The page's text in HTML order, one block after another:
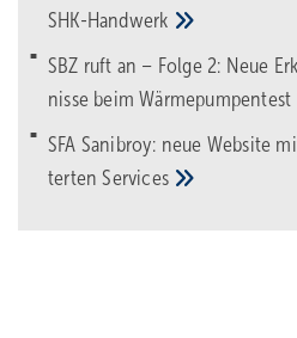
SHK-Handwerk
SBZ ruft an – Folge 2: Neue
nisse beimWärme­pumpen­test
SFA Sanibroy: neue Web­site
tertenServices